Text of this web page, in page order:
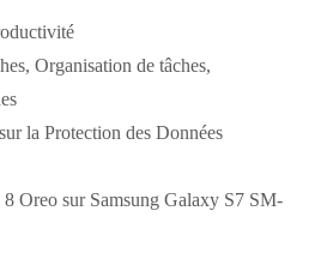
, Organisation de tâches,
la Protection des Données
Oreo sur Samsung Galaxy S7 SM-